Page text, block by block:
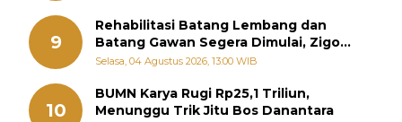
9
Rehabilitasi Batang Lembang dan
Batang Gawan Segera Dimulai, Zigo
Rolanda Pastikan Proyek Berjalan
Selasa, 04 Agustus 2026, 13:00 WIB
10
BUMN Karya Rugi Rp25,1 Triliun,
Menunggu Trik Jitu Bos Danantara